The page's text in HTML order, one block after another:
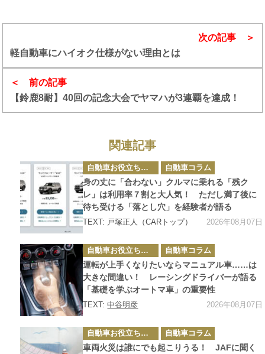
前の記事
【鈴鹿8耐】40回の記念大会でヤマハが3連覇を達成！
次の記事
軽自動車にハイオク仕様がない理由とは
関連記事
カ
テ
ゴ
リ
ー
自動車お役立ち情報 自動車コラム
身の丈に「合わない」クルマに乗れる「残ク
レ」は利用率７割と大人気！ ただし満了後に
待ち受ける「落とし穴」を経験者が語る
TEXT: 戸塚正人（CARトップ） 2026年08月07日
カ
テ
ゴ
リ
ー
自動車お役立ち情報 自動車コラム
運転が上手くなりたいならマニュアル車……は
大きな間違い！ レーシングドライバーが語る
「基礎を学ぶオートマ車」の重要性
TEXT:中谷明彦 2026年08月07日
カ
テ
ゴ
リ
自動車お役立ち情報 自動車コラム
車両火災は誰にでも起こりうる！ JAFに聞く